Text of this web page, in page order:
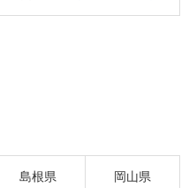
島根県 岡山県